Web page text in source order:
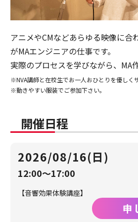
アニメやCMなどあらゆる映像に合
がMAエンジニアの仕事です。
実際のプロセスを学びながら、MA
※NVA講師と在校生でお一人おひとりを優しく
※動きやすい服装でご参加下さい。
開催日程
2026/08/16(日)
12:00～17:00
【音響効果体験講座】
申